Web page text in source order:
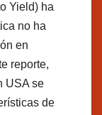
Yield) ha
no ha
en
reporte,
USA se
de